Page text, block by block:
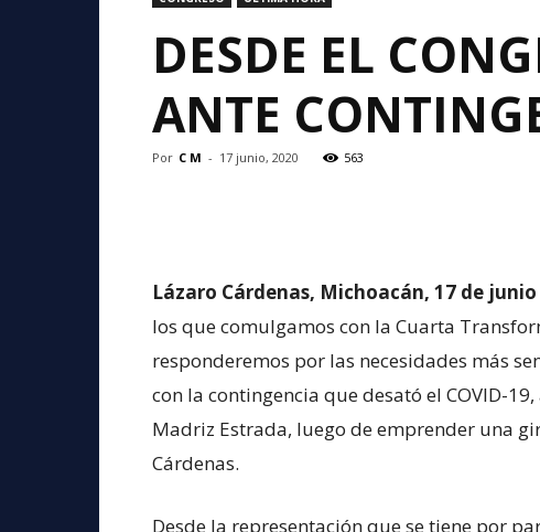
DESDE EL
ANTE
Por C M - 17 junio, 2020 563
Lázaro Cárdenas, Michoacán, 17 de junio
los que comulgamos con la Cuarta
responderemos por las necesidades más
con la contingencia que desató el COVID-
Madriz Estrada, luego de emprender una
Cárdenas.
Desde la representación que se tiene por